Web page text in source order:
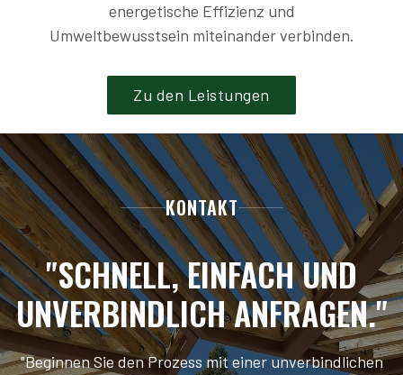
energetische Effizienz und
Umweltbewusstsein miteinander verbinden.
Zu den Leistungen
KONTAKT
"SCHNELL, EINFACH UND
UNVERBINDLICH ANFRAGEN."
"Beginnen Sie den Prozess mit einer unverbindlichen